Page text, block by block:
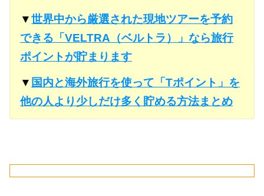
▼世界中から厳選された現地ツアーを予約
できる「VELTRA（ベルトラ）」なら旅行
ポイントが貯まります
▼ 国内と海外旅行を使って「Tポイント」を
他の人より少しだけ多く貯める方法まとめ